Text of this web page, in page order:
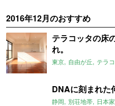
2016年12月のおすすめ
テラコッタの床
れ。
東京 自由が丘 テラ
DNAに刻まれた
静岡 別荘地帯 日本